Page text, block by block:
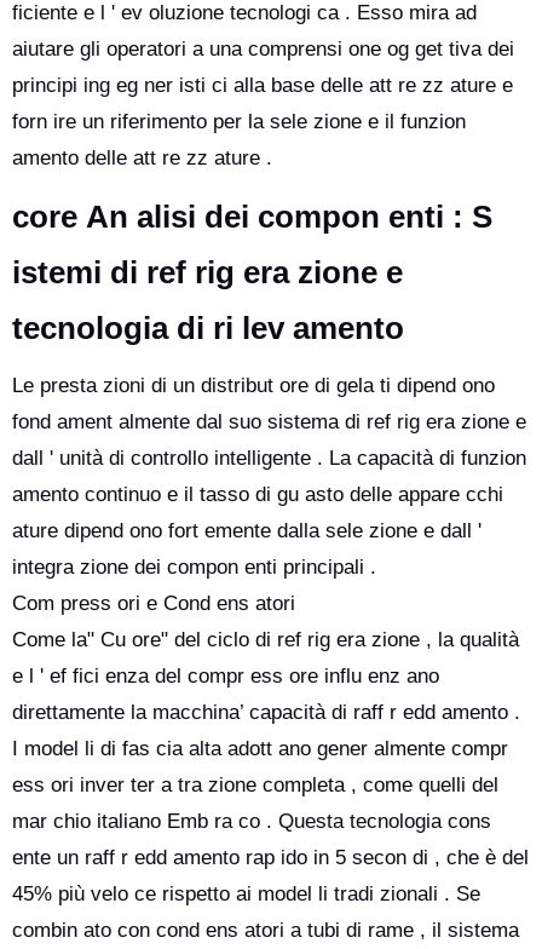
ficiente e l ' ev oluzione tecnologi ca . Esso mira ad
aiutare gli operatori a una comprensi one og get tiva dei
principi ing eg ner isti ci alla base delle att re zz ature e
forn ire un riferimento per la sele zione e il funzion
amento delle att re zz ature .
core An alisi dei compon enti : S
istemi di ref rig era zione e
tecnologia di ri lev amento
Le presta zioni di un distribut ore di gela ti dipend ono
fond ament almente dal suo sistema di ref rig era zione e
dall ' unità di controllo intelligente . La capacità di funzion
amento continuo e il tasso di gu asto delle appare cchi
ature dipend ono fort emente dalla sele zione e dall '
integra zione dei compon enti principali .
Com press ori e Cond ens atori
Come la" Cu ore" del ciclo di ref rig era zione , la qualità
e l ' ef fici enza del compr ess ore influ enz ano
direttamente la macchina’ capacità di raff r edd amento .
I model li di fas cia alta adott ano gener almente compr
ess ori inver ter a tra zione completa , come quelli del
mar chio italiano Emb ra co . Questa tecnologia cons
ente un raff r edd amento rap ido in 5 secon di , che è del
45% più velo ce rispetto ai model li tradi zionali . Se
combin ato con cond ens atori a tubi di rame , il sistema